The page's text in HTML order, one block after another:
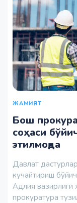
ЖАМИЯТ
Бош
соҳаси
этилмоқда
Давлат
кучайтириш
Адлия вазирлиги
прокуратура